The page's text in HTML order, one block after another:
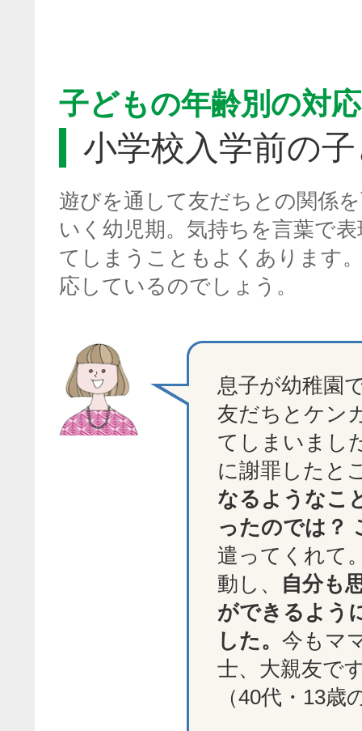
子どもの年齢別の対
小学校入学前の
遊びを通して友だちとの関係
いく幼児期。気持ちを言葉で
てしまうこともよくあります
応しているのでしょう。
息子が幼稚園
友だちとケン
てしまいまし
に謝罪したと
なるようなこ
ったのでは？
遣ってくれて
動し、
自分も
ができるよう
した。 今もマ
士、大親友で
（40代・13歳